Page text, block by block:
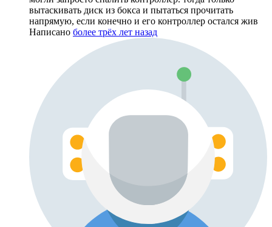
вытаскивать диск из бокса и пытаться прочитать
напрямую, если конечно и его контроллер остался жив
Написано более трёх лет назад